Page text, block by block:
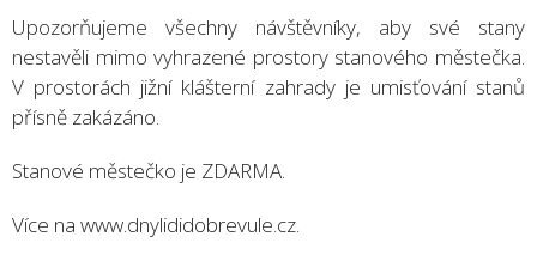
Upozorňujeme všechny návštěvníky, aby své stany
nestavěli mimo vyhrazené prostory stanového městečka.
V prostorách jižní klášterní zahrady je umisťování stanů
přísně zakázáno.
Stanové městečko je ZDARMA.
Více na www.dnylididobrevule.cz.